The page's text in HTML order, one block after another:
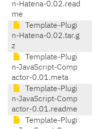
n-Hatena-0.02.read
me
Template-Plugi
n-Hatena-0.02.tar.g
z
Template-Plugi
n-JavaScript-Comp
actor-0.01.meta
Template-Plugi
n-JavaScript-Comp
actor-0.01.readme
Template-Plugi